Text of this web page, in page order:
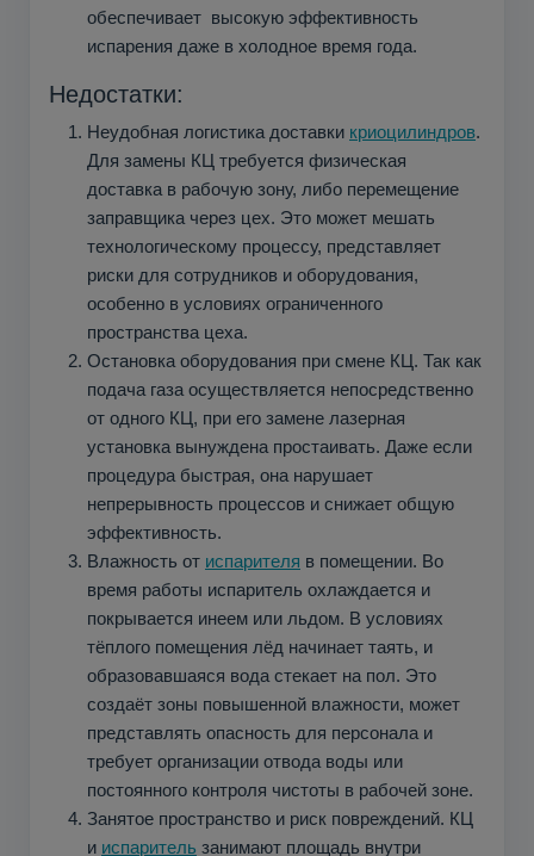
обеспечивает высокую эффективность
испарения даже в холодное время года.
Недостатки:
Неудобная логистика доставки криоцилиндров.
Для замены КЦ требуется физическая
доставка в рабочую зону, либо перемещение
заправщика через цех. Это может мешать
технологическому процессу, представляет
риски для сотрудников и оборудования,
особенно в условиях ограниченного
пространства цеха.
Остановка оборудования при смене КЦ. Так как
подача газа осуществляется непосредственно
от одного КЦ, при его замене лазерная
установка вынуждена простаивать. Даже если
процедура быстрая, она нарушает
непрерывность процессов и снижает общую
эффективность.
Влажность от испарителя в помещении. Во
время работы испаритель охлаждается и
покрывается инеем или льдом. В условиях
тёплого помещения лёд начинает таять, и
образовавшаяся вода стекает на пол. Это
создаёт зоны повышенной влажности, может
представлять опасность для персонала и
требует организации отвода воды или
постоянного контроля чистоты в рабочей зоне.
Занятое пространство и риск повреждений. КЦ
и испаритель занимают площадь внутри